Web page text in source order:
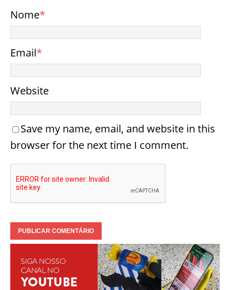
Nome*
Email*
Website
Save my name, email, and website in this
browser for the next time I comment.